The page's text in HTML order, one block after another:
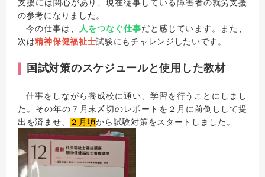
支援には関心があり、現在従事している障害者の就労支援
の参考になりました。
今の仕事は、
人をつなぐ仕事だと感じています。また、
次は精神保健福祉士試験にもチャレンジしたいです。
国試対策のスケジュールと使用した教材
仕事をしながら養成校に通い、学習を行うことにしまし
た。その年の７月末〆切のレポートを２月に前倒しして提
出を済ませ、
２月頃から試験対策をスタートしました。